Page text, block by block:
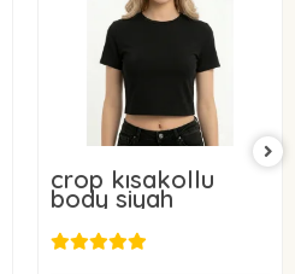
crop kısakollu
body siyah